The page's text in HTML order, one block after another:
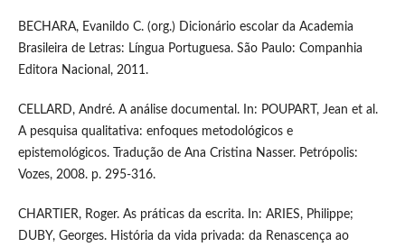
BECHARA, Evanildo C. (org.) Dicionário escolar da Academia
Brasileira de Letras: Língua Portuguesa. São Paulo: Companhia
Editora Nacional, 2011.
CELLARD, André. A análise documental. In: POUPART, Jean et al.
A pesquisa qualitativa: enfoques metodológicos e
epistemológicos. Tradução de Ana Cristina Nasser. Petrópolis:
Vozes, 2008. p. 295-316.
CHARTIER, Roger. As práticas da escrita. In: ARIES, Philippe;
DUBY, Georges. História da vida privada: da Renascença ao